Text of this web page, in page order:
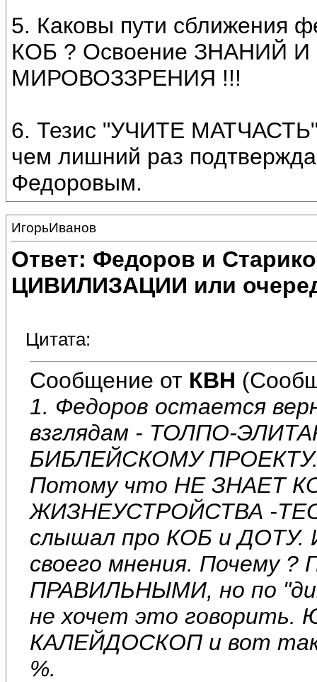
5. Каковы пути сближения
КОБ ? Освоение ЗНАНИЙ
МИРОВОЗЗРЕНИЯ !!!
6. Тезис "УЧИТЕ МАТЧАСТЬ"
чем лишний раз
Федоровым.
ИгорьИванов
Ответ: Федоров и
ЦИВИЛИЗАЦИИ или
Цитата:
Сообщение от КВН
1. Федоров остается
взглядам - ТОЛПО-
БИБЛЕЙСКОМУ ПРОЕКТУ.
Потому что НЕ ЗНАЕТ
ЖИЗНЕУСТРОЙСТВА -
слышал про КОБ и ДОТУ.
своего мнения. Почему
ПРАВИЛЬНЫМИ, но по
не хочет это говорить.
КАЛЕЙДОСКОП и вот
%.